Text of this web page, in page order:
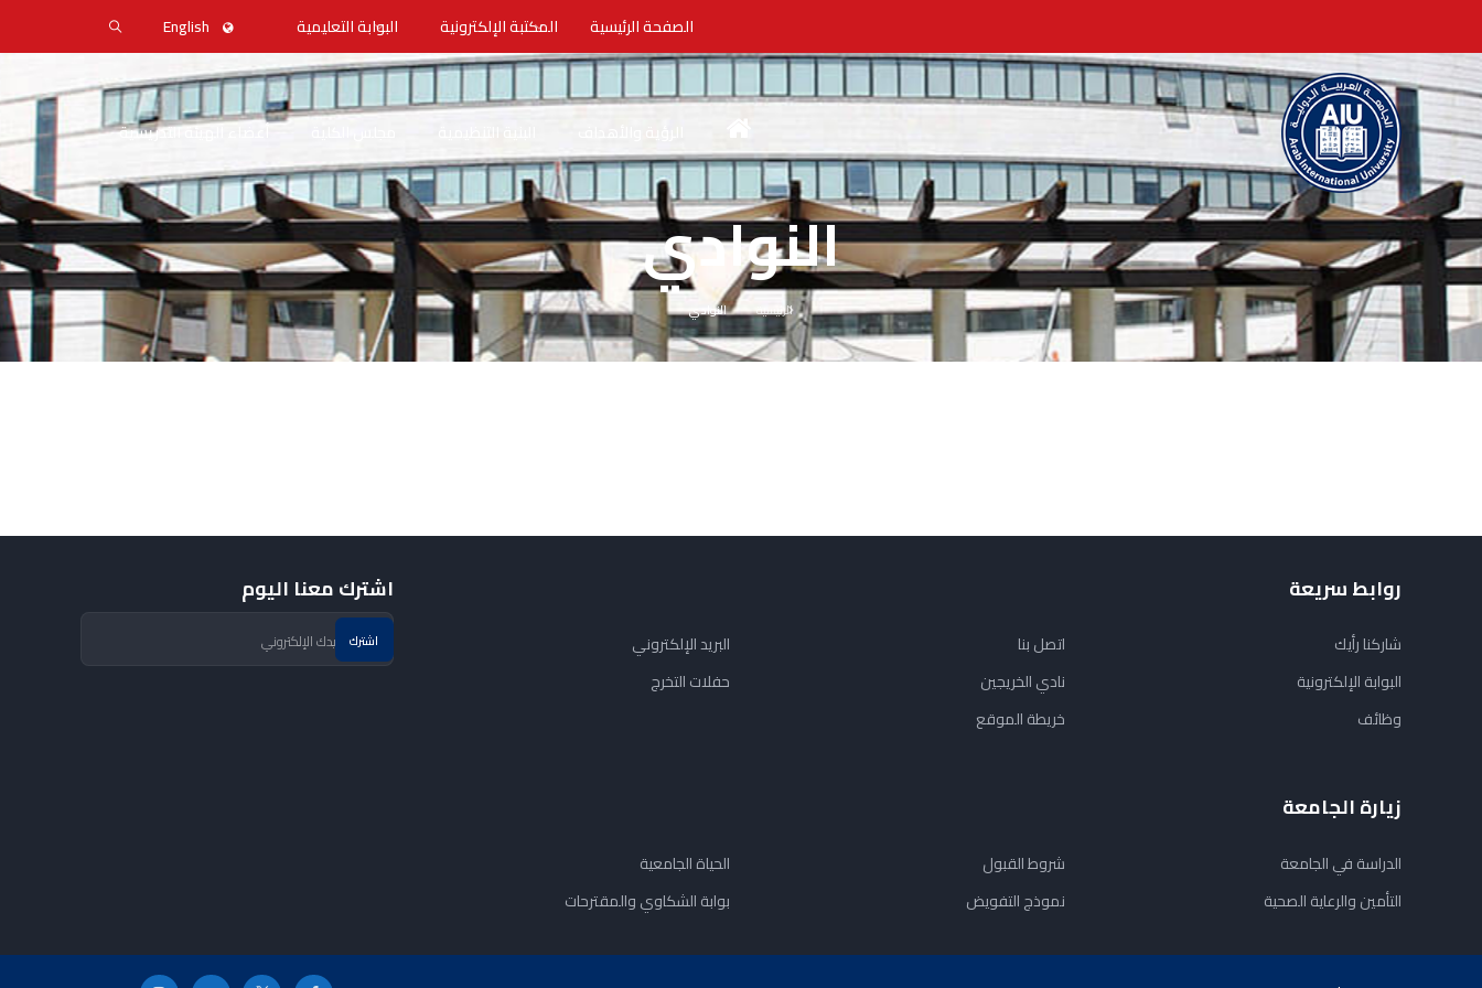
الصفحة الرئيسية المكتبة الإلكترونية البوابة التعليمية English
أعضاء الهيئة التدريسية
النوادي
الرئيسية النوادي
روابط سريعة
شاركنا رأيك
البوابة الإلكترونية
وظائف
اتصل بنا
نادي الخريجين
خريطة الموقع
البريد الإلكتروني
حفلات التخرج
زيارة الجامعة
الدراسة في الجامعة
التأمين والرعاية الصحية
شروط القبول
نموذج التفويض
الحياة الجامعية
بوابة الشكاوي والمقترحات
اشترك معنا اليوم